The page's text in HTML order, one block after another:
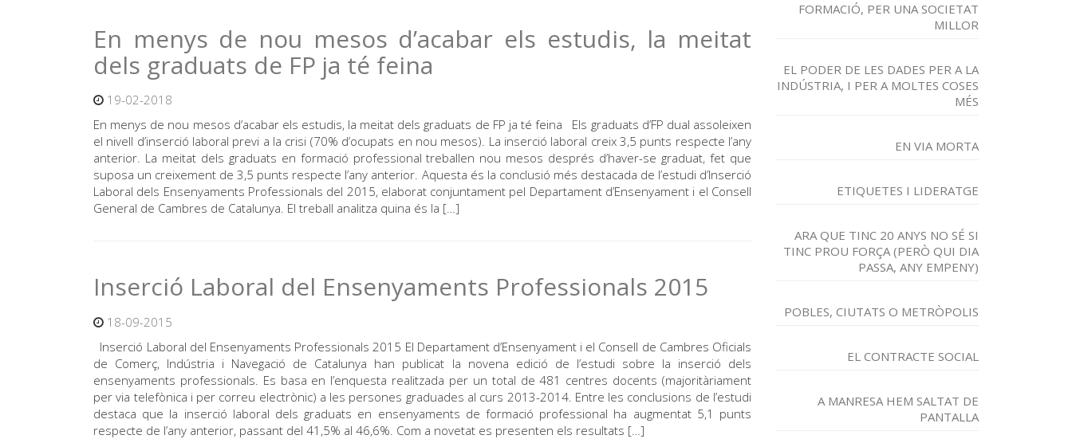
En menys de nou mesos d’acabar els estudis, la meitat
dels graduats de FP ja té feina
19-02-2018
En menys de nou mesos d’acabar els estudis, la meitat dels graduats de FP ja té feina Els graduats d’FP dual assoleixen
el nivell d’inserció laboral previ a la crisi (70% d’ocupats en nou mesos). La inserció laboral creix 3,5 punts respecte l’any
anterior. La meitat dels graduats en formació professional treballen nou mesos després d’haver-se graduat, fet que
suposa un creixement de 3,5 punts respecte l’any anterior. Aquesta és la conclusió més destacada de l’estudi d’Inserció
Laboral dels Ensenyaments Professionals del 2015, elaborat conjuntament pel Departament d’Ensenyament i el Consell
General de Cambres de Catalunya. El treball analitza quina és la […]
Inserció Laboral del Ensenyaments Professionals 2015
18-09-2015
Inserció Laboral del Ensenyaments Professionals 2015 El Departament d’Ensenyament i el Consell de Cambres Oficials
de Comerç, Indústria i Navegació de Catalunya han publicat la novena edició de l’estudi sobre la inserció dels
ensenyaments professionals. Es basa en l’enquesta realitzada per un total de 481 centres docents (majoritàriament
per via telefònica i per correu electrònic) a les persones graduades al curs 2013-2014. Entre les conclusions de l’estudi
destaca que la inserció laboral dels graduats en ensenyaments de formació professional ha augmentat 5,1 punts
respecte de l’any anterior, passant del 41,5% al 46,6%. Com a novetat es presenten els resultats […]
FORMACIÓ, PER UNA SOCIETAT
MILLOR
EL PODER DE LES DADES PER A LA
INDÚSTRIA, I PER A MOLTES COSES
MÉS
EN VIA MORTA
ETIQUETES I LIDERATGE
ARA QUE TINC 20 ANYS NO SÉ SI
TINC PROU FORÇA (PERÒ QUI DIA
PASSA, ANY EMPENY)
POBLES, CIUTATS O METRÒPOLIS
EL CONTRACTE SOCIAL
A MANRESA HEM SALTAT DE
PANTALLA